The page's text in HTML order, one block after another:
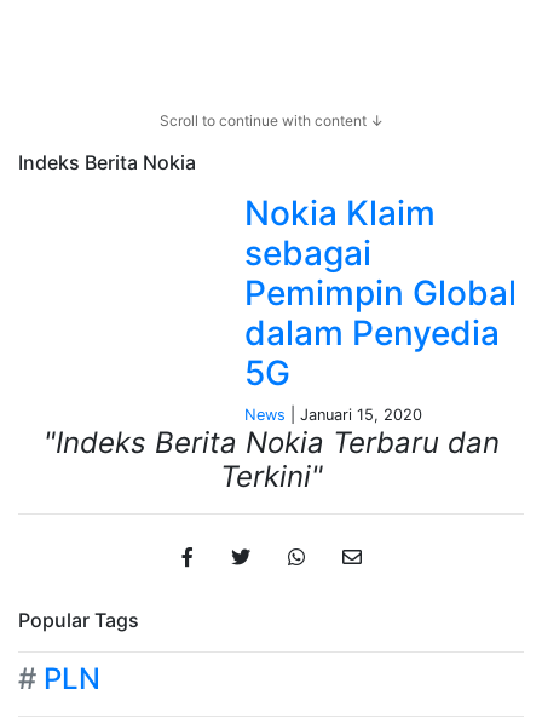
Scroll to continue with content ↓
Indeks Berita Nokia
Nokia Klaim
sebagai
Pemimpin Global
dalam Penyedia
5G
News | Januari 15, 2020
"Indeks Berita Nokia Terbaru dan
Terkini"
Popular Tags
# PLN